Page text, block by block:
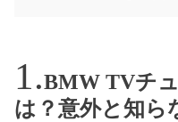
BMW TVチ
は？意外と知ら